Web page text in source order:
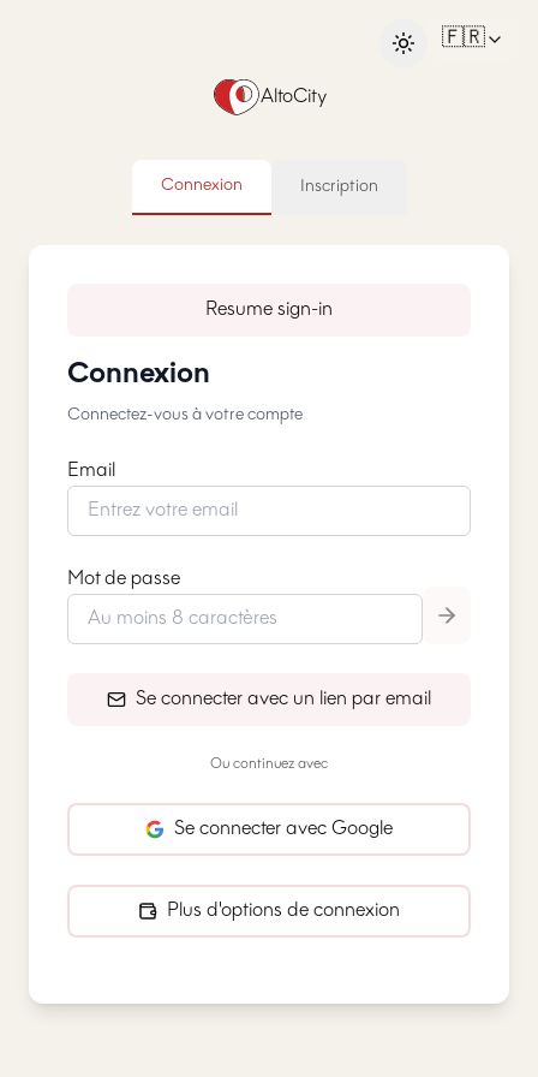
🇫🇷
AltoCity
Connexion Inscription
Resume sign-in
Connexion
Connectez-vous à votre compte
Email
Mot de passe
Se connecter avec un lien par email
Ou continuez avec
Se connecter avec Google
Plus d'options de connexion